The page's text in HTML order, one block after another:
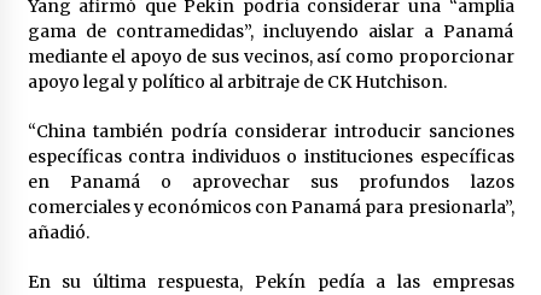
Yang afirmó que Pekín podría considerar una “amplia
gama de contramedidas”, incluyendo aislar a Panamá
mediante el apoyo de sus vecinos, así como proporcionar
apoyo legal y político al arbitraje de CK Hutchison.
“China también podría considerar introducir sanciones
específicas contra individuos o instituciones específicas
en Panamá o aprovechar sus profundos lazos
comerciales y económicos con Panamá para presionarla”,
añadió.
En su última respuesta, Pekín pedía a las empresas